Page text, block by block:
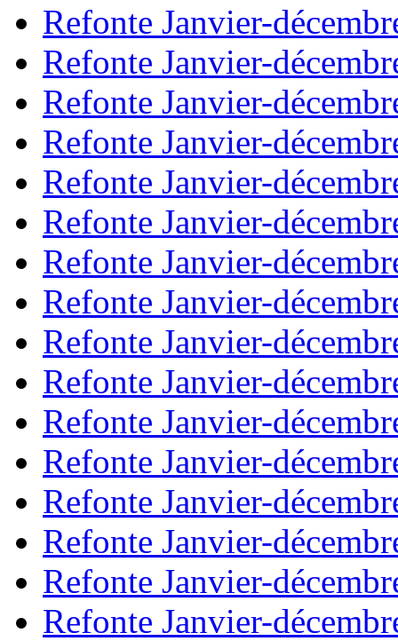
Refonte Janvier-
Refonte Janvier-
Refonte Janvier-
Refonte Janvier-
Refonte Janvier-
Refonte Janvier-
Refonte Janvier-
Refonte Janvier-
Refonte Janvier-
Refonte Janvier-
Refonte Janvier-
Refonte Janvier-
Refonte Janvier-
Refonte Janvier-
Refonte Janvier-
Refonte Janvier-